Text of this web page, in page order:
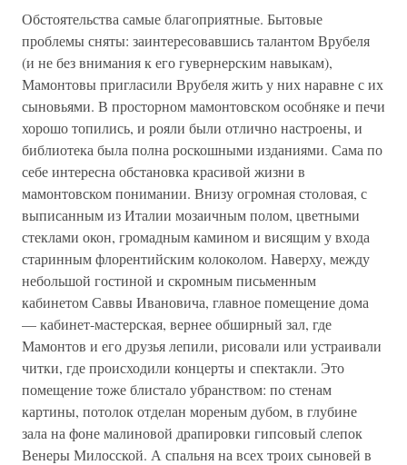
Обстоятельства самые благоприятные. Бытовые
проблемы сняты: заинтересовавшись талантом Врубеля
(и не без внимания к его гувернерским навыкам),
Мамонтовы пригласили Врубеля жить у них наравне с их
сыновьями. В просторном мамонтовском особняке и печи
хорошо топились, и рояли были отлично настроены, и
библиотека была полна роскошными изданиями. Сама по
себе интересна обстановка красивой жизни в
мамонтовском понимании. Внизу огромная столовая, с
выписанным из Италии мозаичным полом, цветными
стеклами окон, громадным камином и висящим у входа
старинным флорентийским колоколом. Наверху, между
небольшой гостиной и скромным письменным
кабинетом Саввы Ивановича, главное помещение дома
— кабинет-мастерская, вернее обширный зал, где
Мамонтов и его друзья лепили, рисовали или устраивали
читки, где происходили концерты и спектакли. Это
помещение тоже блистало убранством: по стенам
картины, потолок отделан мореным дубом, в глубине
зала на фоне малиновой драпировки гипсовый слепок
Венеры Милосской. А спальня на всех троих сыновей в